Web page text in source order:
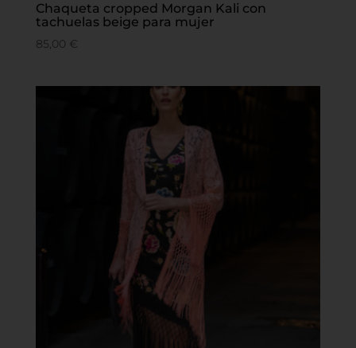
Chaqueta cropped Morgan Kali con
tachuelas beige para mujer
85,00 €